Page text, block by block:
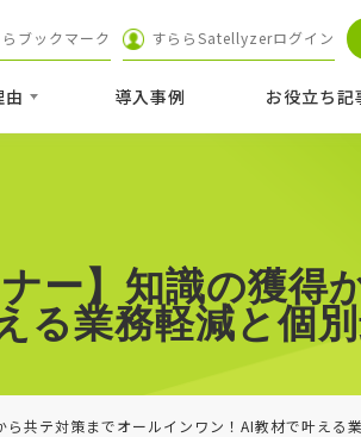
ブックマーク すららSatellyzerログイン
導⼊事例 お役立ち記
ナー】知識の獲得
る業務軽減と個
共テ対策までオールインワン！AI教材で叶える